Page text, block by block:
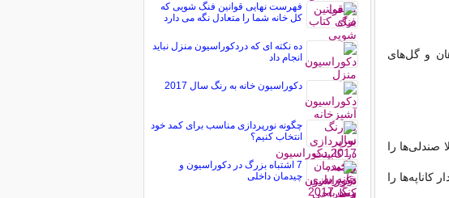
و گل‌های
صندلی‌ها را
را
فهرست نهایی قوانین فنگ شویی که
کل خانه شما را متعادل نگه می دارد
ده نکته ای که دردکوراسیون منزل نباید
انجام داد
دکوراسیون خانه به رنگ سال 2017
چگونه نورپردازی مناسب برای کمد خود
انتخاب کنیم؟
7 اشتباه بزرگ در دکوراسیون و
چیدمان داخلی